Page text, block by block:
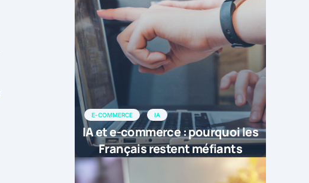
E-COMMERCE IA
IA et e-commerce : pourquoi les
Français restent méfiants